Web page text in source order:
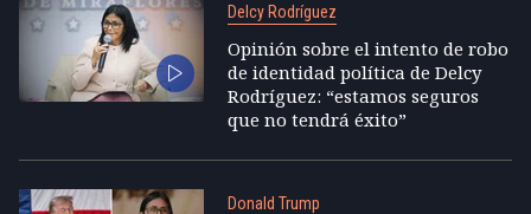
Delcy Rodríguez
Opinión sobre el intento de robo
de identidad política de Delcy
Rodríguez: “estamos seguros
que no tendrá éxito”
Donald Trump